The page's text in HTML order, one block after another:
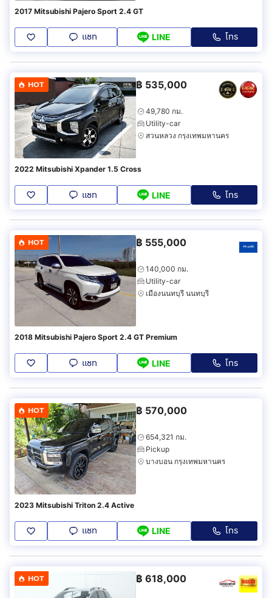
2017 Mitsubishi Pajero Sport 2.4 GT
แชท LINE โทร
HOT ฿ 535,000
49,780 กม.
Utility-car
สวนหลวง กรุงเทพมหานคร
2022 Mitsubishi Xpander 1.5 Cross
แชท LINE โทร
HOT ฿ 555,000
140,000 กม.
Utility-car
เมืองนนทบุรี นนทบุรี
2018 Mitsubishi Pajero Sport 2.4 GT Premium
แชท LINE โทร
HOT ฿ 570,000
654,321 กม.
Pickup
บางบอน กรุงเทพมหานคร
2023 Mitsubishi Triton 2.4 Active
แชท LINE โทร
HOT ฿ 618,000